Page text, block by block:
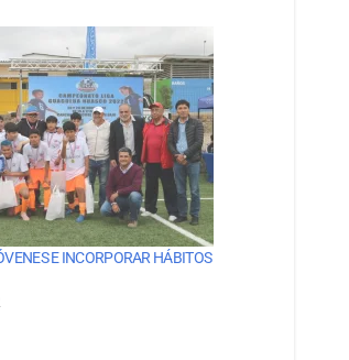
E INCORPORAR HÁBITOS